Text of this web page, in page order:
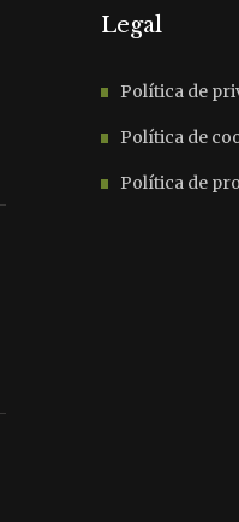
Legal
Política de
Política de
Política de